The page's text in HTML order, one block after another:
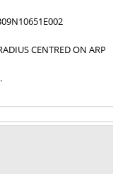
CENTRED ON ARP